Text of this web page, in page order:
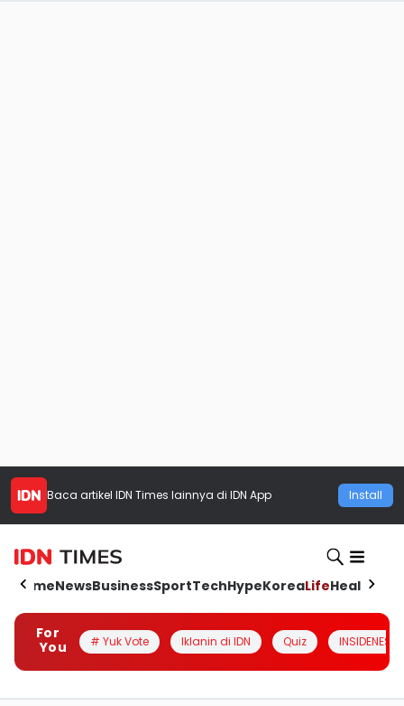
Baca artikel IDN Times lainnya di IDN App Install
HomeNewsBusinessSportTechHypeKoreaLifeHealth
For
You
# Yuk Vote Iklanin di IDN Quiz INSIDENESIA